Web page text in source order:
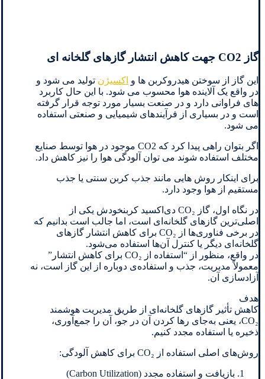
گاز CO2 جهت کاهش انتشار گازهای گلخانه ای
این گاز از سوختن هیدروکربن ها و اکسیژن تولید می شود و
در واقع یک آلاینده هوا محسوب می شود. با این حال کاربرد
های فراوانی دارد و در صنعت بسیار مورد توجه قرار گرفته
است و در بسیاری از فرآیندهای شیمیایی و صنعتی استفاده
می شود.
اگر بتوان راهی پیدا کرد که CO2 موجود در هوا توسط صنایع
مختلف استفاده شوند می توان آلودگی هوا را نیز کاهش داد.
برای اینکار روش هایی مانند جذب کربن سنتی یا جذب
مستقیم از هوا وجود دارد.
در نگاه اول، گاز CO₂ دی‌اکسید کربنخودش یکی از
اصلی‌ترین گازهای گلخانه‌ای است، اما جالب است بدانیم که
در برخی فناوری‌ها از CO₂ برای کاهش انتشار گازهای
گلخانه‌ای دیگر یا کنترل آن‌ها استفاده می‌شود.
در واقع، منظور از “استفاده از CO₂ برای کاهش انتشار”
معمولاً مدیریت، جذب و استفاده‌ی دوباره از این گاز است، نه
آزادسازی آن.
هدف
کاهش تأثیر گازهای گلخانه‌ای از طریق مدیریت هوشمند
CO₂، یعنی به‌جای رها کردن آن در جو، آن را جمع‌آوری،
ذخیره یا استفاده مجدد کنیم.
روش‌های اصلی استفاده از CO₂ برای کاهش آلودگی:
بازیافت و استفاده مجدد (Carbon Utilization)